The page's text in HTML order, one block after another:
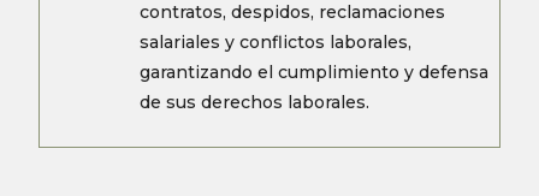
contratos, despidos, reclamaciones
salariales y conflictos laborales,
garantizando el cumplimiento y defensa
de sus derechos laborales.